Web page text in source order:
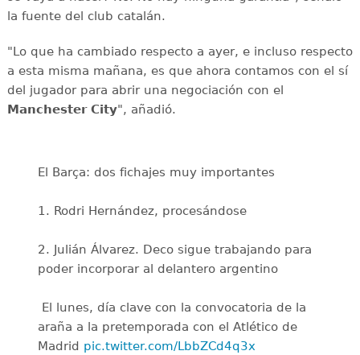
la fuente del club catalán.
"Lo que ha cambiado respecto a ayer, e incluso respecto
a esta misma mañana, es que ahora contamos con el sí
del jugador para abrir una negociación con el
Manchester City", añadió.
El Barça: dos fichajes muy importantes
1. Rodri Hernández, procesándose
2. Julián Álvarez. Deco sigue trabajando para
poder incorporar al delantero argentino
️ El lunes, día clave con la convocatoria de la
araña a la pretemporada con el Atlético de
Madrid pic.twitter.com/LbbZCd4q3x